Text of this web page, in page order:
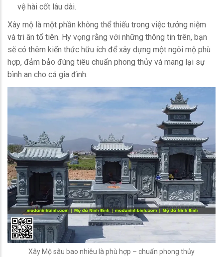
vệ hài cốt lâu dài.
Xây mộ là một phần không thể thiếu trong việc tưởng niệm
và tri ân tổ tiên. Hy vọng rằng với những thông tin trên, bạn
sẽ có thêm kiến thức hữu ích để xây dựng một ngôi mộ phù
hợp, đảm bảo đúng tiêu chuẩn phong thủy và mang lại sự
bình an cho cả gia đình.
Xây Mộ sâu bao nhiêu là phù hợp – chuẩn phong thủy